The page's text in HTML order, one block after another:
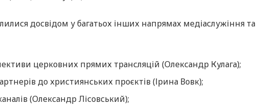
досвідом у багатьох інших напрямах медіаслужіння та
церковних прямих трансляцій (Олександр Кулага);
до християнських проєктів (Ірина Вовк);
(Олександр Лісовський);